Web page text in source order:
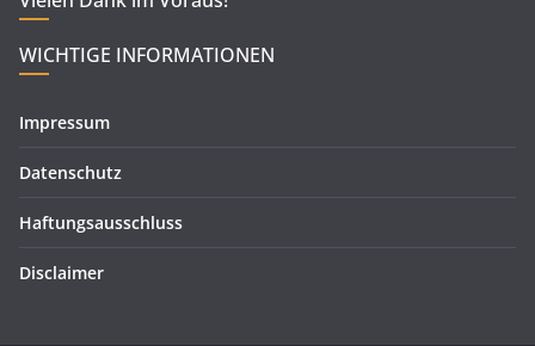
WICHTIGE INFORMATIONEN
Impressum
Datenschutz
Haftungsausschluss
Disclaimer